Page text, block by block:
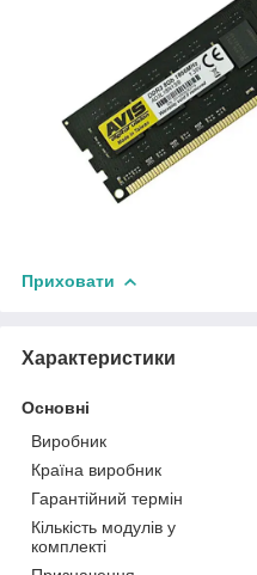
Приховати
Характеристики
Основні
Виробник
Країна виробник
Гарантійний термін
Кількість модулів у
комплекті